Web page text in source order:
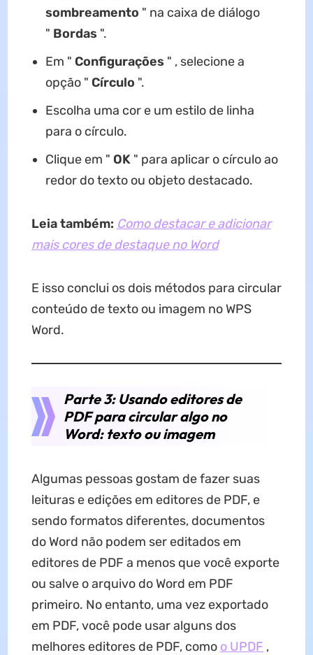
sombreamento " na caixa de diálogo
" Bordas ".
Em " Configurações " , selecione a
opção " Círculo ".
Escolha uma cor e um estilo de linha
para o círculo.
Clique em " OK" para aplicar o círculo ao
redor do texto ou objeto destacado.
Leia também: Como destacar e adicionar
mais cores de destaque no Word
E isso conclui os dois métodos para circular
conteúdo de texto ou imagem no WPS
Word.
Parte 3: Usando editores de
PDF para circular algo no
Word: texto ou imagem
Algumas pessoas gostam de fazer suas
leituras e edições em editores de PDF, e
sendo formatos diferentes, documentos
do Word não podem ser editados em
editores de PDF a menos que você exporte
ou salve o arquivo do Word em PDF
primeiro. No entanto, uma vez exportado
em PDF, você pode usar alguns dos
melhores editores de PDF, como o UPDF ,